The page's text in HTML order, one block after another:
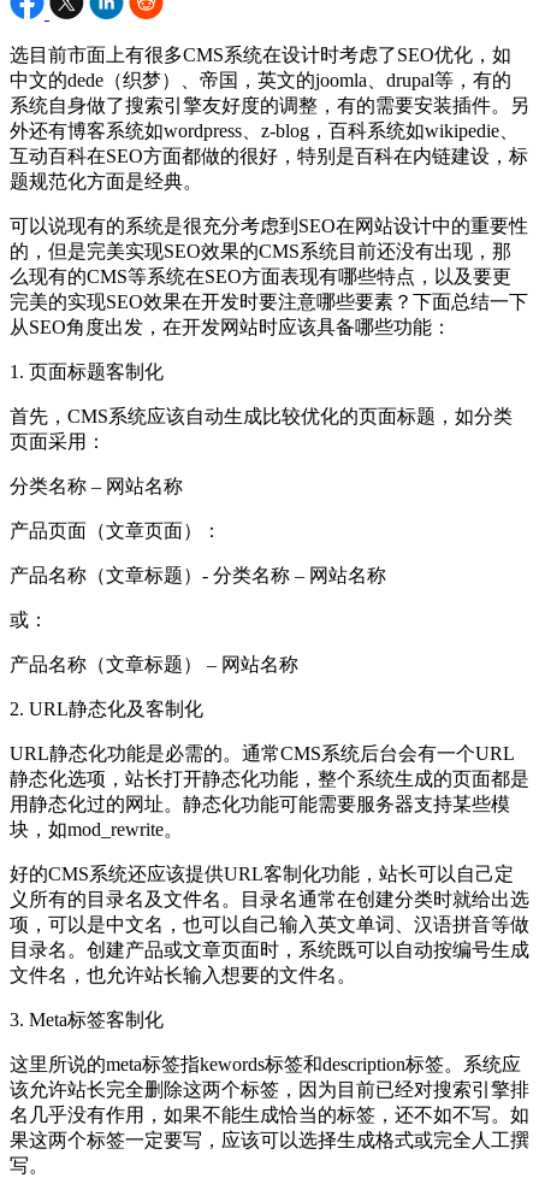
选目前市面上有很多CMS系统在设计时考虑了SEO优化，如
中文的dede（织梦）、帝国，英文的joomla、drupal等，有的
系统自身做了搜索引擎友好度的调整，有的需要安装插件。另
外还有博客系统如wordpress、z-blog，百科系统如wikipedie、
互动百科在SEO方面都做的很好，特别是百科在内链建设，标
题规范化方面是经典。
可以说现有的系统是很充分考虑到SEO在网站设计中的重要性
的，但是完美实现SEO效果的CMS系统目前还没有出现，那
么现有的CMS等系统在SEO方面表现有哪些特点，以及要更
完美的实现SEO效果在开发时要注意哪些要素？下面总结一下
从SEO角度出发，在开发网站时应该具备哪些功能：
1. 页面标题客制化
首先，CMS系统应该自动生成比较优化的页面标题，如分类
页面采用：
分类名称 – 网站名称
产品页面（文章页面）：
产品名称（文章标题）- 分类名称 – 网站名称
或：
产品名称（文章标题） – 网站名称
2. URL静态化及客制化
URL静态化功能是必需的。通常CMS系统后台会有一个URL
静态化选项，站长打开静态化功能，整个系统生成的页面都是
用静态化过的网址。静态化功能可能需要服务器支持某些模
块，如mod_rewrite。
好的CMS系统还应该提供URL客制化功能，站长可以自己定
义所有的目录名及文件名。目录名通常在创建分类时就给出选
项，可以是中文名，也可以自己输入英文单词、汉语拼音等做
目录名。创建产品或文章页面时，系统既可以自动按编号生成
文件名，也允许站长输入想要的文件名。
3. Meta标签客制化
这里所说的meta标签指kewords标签和description标签。系统应
该允许站长完全删除这两个标签，因为目前已经对搜索引擎排
名几乎没有作用，如果不能生成恰当的标签，还不如不写。如
果这两个标签一定要写，应该可以选择生成格式或完全人工撰
写。